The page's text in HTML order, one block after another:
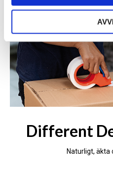
Different
Naturligt, äkta